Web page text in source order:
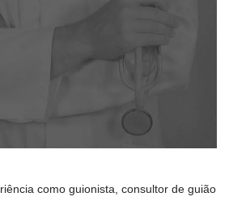
como guionista, consultor de guião